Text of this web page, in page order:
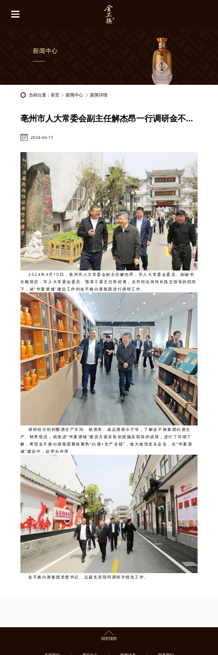
当前位置：首页 新闻中心 新闻详情
亳州市人大常委会副主任解杰昂一行调研金不换白酒集团
2024-04-17
2024年4月10日，亳州市人大常委会副主任解杰昂，市人大常委会委员、副秘书
长戴明启，市人大常委会委员、预算工委主任芮绍勇，在市经信局局长路文强等的陪同
下，就“华夏酒城”建设工作到金不换白酒集团进行调研工作。
调研组分别到酿酒生产车间、储酒库、成品酒展示厅等，了解金不换集团白酒生
产、销售情况，就推进“华夏酒城”建设方面采取的措施及取得的成绩，进行了详细了
解，希望金不换白酒集团聚焦聚势“白酒+全产业链”，做大做强龙头企业，在“华夏酒
城”建设中，起带头作用。
金不换白酒集团党委书记、总裁支涛陪同调研并报告工作。
回到顶部